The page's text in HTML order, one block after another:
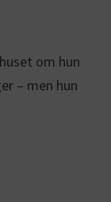
om hun
– men hun